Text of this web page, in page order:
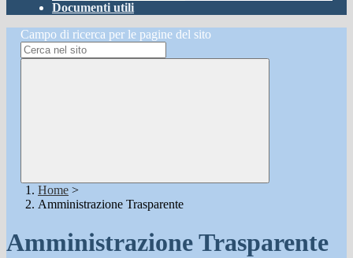
Documenti utili
Campo di ricerca per le pagine del sito
Home >
Amministrazione Trasparente
Amministrazione Trasparente